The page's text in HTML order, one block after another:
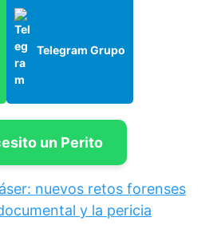
Telegram Grupo
un Perito
nuevos retos forenses
y la pericia